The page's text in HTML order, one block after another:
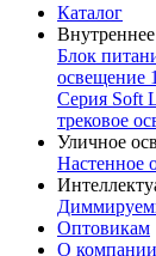
Каталог
Блок
освещение
Серия Soft
трековое
Уличное
Настенное
Оптовикам
О компании